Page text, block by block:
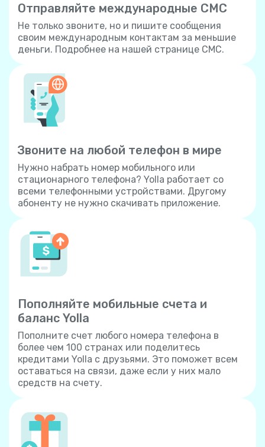
Отправляйте международные СМС
Не только звоните, но и пишите сообщения
своим международным контактам за меньшие
деньги. Подробнее на нашей странице СМС.
Звоните на любой телефон в мире
Нужно набрать номер мобильного или
стационарного телефона? Yolla работает со
всеми телефонными устройствами. Другому
абоненту не нужно скачивать приложение.
Пополняйте мобильные счета и
баланс Yolla
Пополните счет любого номера телефона в
более чем 100 странах или поделитесь
кредитами Yolla с друзьями. Это поможет всем
оставаться на связи, даже если у них мало
средств на счету.